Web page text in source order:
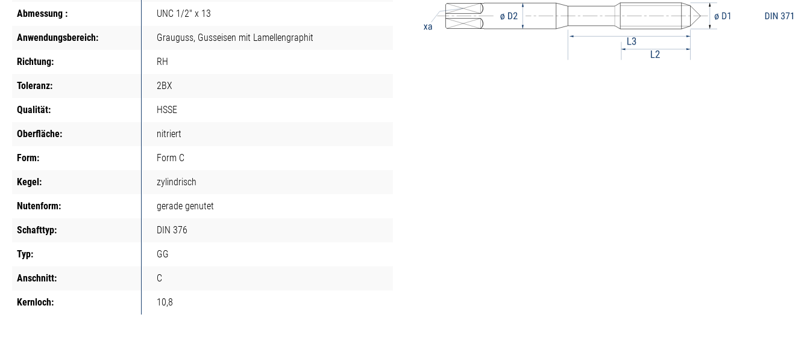
Abmessung : UNC 1/2" x 13
Anwendungsbereich: Grauguss, Gusseisen mit Lamellengraphit
Richtung: RH
Toleranz: 2BX
Qualität: HSSE
Oberfläche: nitriert
Form: Form C
Kegel: zylindrisch
Nutenform: gerade genutet
Schafttyp: DIN 376
Typ: GG
Anschnitt: C
Kernloch: 10,8